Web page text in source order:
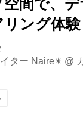
空間で、
ング体験
ター Naire✴︎ @